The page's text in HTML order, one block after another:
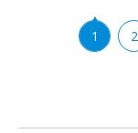
1 2